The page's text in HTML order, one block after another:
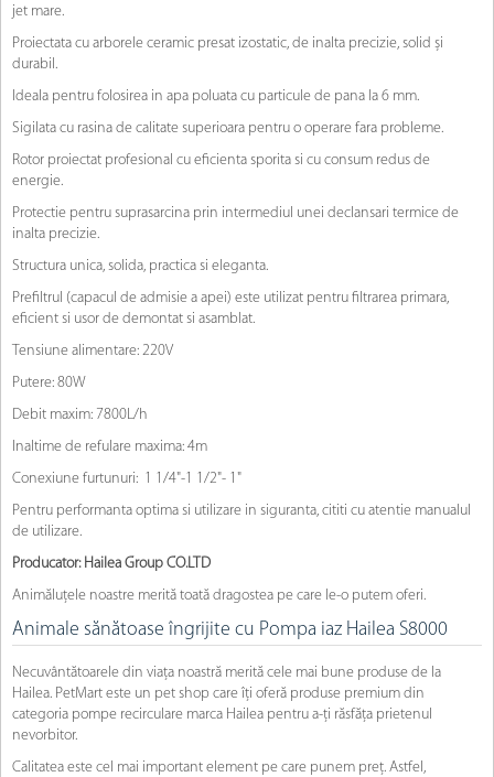
jet mare.
Proiectata cu arborele ceramic presat izostatic, de inalta precizie, solid și
durabil.
Ideala pentru folosirea in apa poluata cu particule de pana la 6 mm.
Sigilata cu rasina de calitate superioara pentru o operare fara probleme.
Rotor proiectat profesional cu eficienta sporita si cu consum redus de
energie.
Protectie pentru suprasarcina prin intermediul unei declansari termice de
inalta precizie.
Structura unica, solida, practica si eleganta.
Prefiltrul (capacul de admisie a apei) este utilizat pentru filtrarea primara,
eficient si usor de demontat si asamblat.
Tensiune alimentare: 220V
Putere: 80W
Debit maxim: 7800L/h
Inaltime de refulare maxima: 4m
Conexiune furtunuri: 1 1/4"-1 1/2"- 1"
Pentru performanta optima si utilizare in siguranta, cititi cu atentie manualul
de utilizare.
Producator: Hailea Group CO.LTD
Animăluțele noastre merită toată dragostea pe care le-o putem oferi.
Animale sănătoase îngrijite cu Pompa iaz Hailea S8000
Necuvântătoarele din viața noastră merită cele mai bune produse de la
Hailea. PetMart este un pet shop care îți oferă produse premium din
categoria pompe recirculare marca Hailea pentru a-ți răsfăța prietenul
nevorbitor.
Calitatea este cel mai important element pe care punem preț. Astfel,